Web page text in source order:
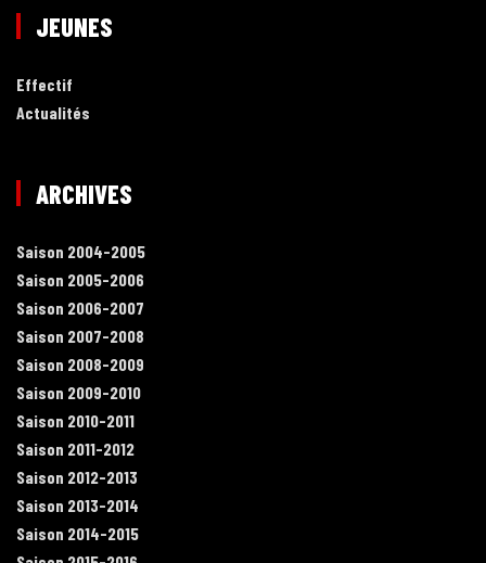
JEUNES
Effectif
Actualités
ARCHIVES
Saison 2004-2005
Saison 2005-2006
Saison 2006-2007
Saison 2007-2008
Saison 2008-2009
Saison 2009-2010
Saison 2010-2011
Saison 2011-2012
Saison 2012-2013
Saison 2013-2014
Saison 2014-2015